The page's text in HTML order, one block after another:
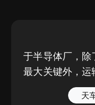
于半导体厂，除
最大关键外，运
天